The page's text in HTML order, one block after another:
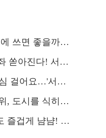
하
기
하
기
을까요? 온라인 투표
시민대학 선착순 신청
페스티벌' 선착순 5천명
히는 시원한 해법은?
서울시 식생활 교육' 현장